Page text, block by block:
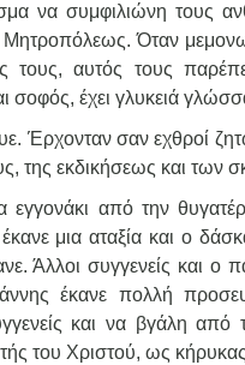
να συμφιλιώνη τους
Μητροπόλεως. Όταν
τους, αυτός τους
σοφός, έχει γλυκειά
Έρχονταν σαν εχθροί
της εκδικήσεως και των
εγγονάκι από την
μια αταξία και ο
Άλλοι συγγενείς και ο
έκανε πολλή
και να βγάλη
του Χριστού, ως